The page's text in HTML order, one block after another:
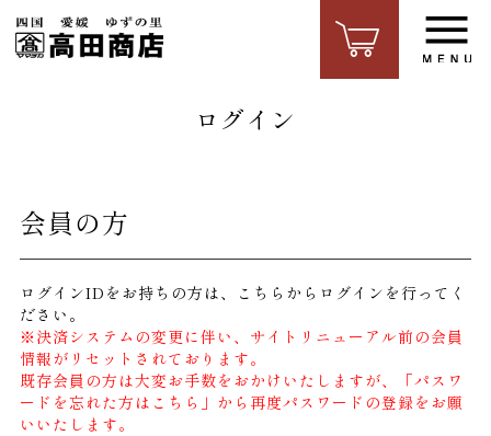
ログイン
会員の方
ログインIDをお持ちの方は、こちらからログインを行ってく
ださい。
※決済システムの変更に伴い、サイトリニューアル前の会員
情報がリセットされております。
既存会員の方は大変お手数をおかけいたしますが、「パスワ
ードを忘れた方はこちら」から再度パスワードの登録をお願
いいたします。